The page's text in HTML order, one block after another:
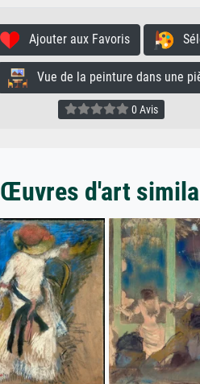
Ajouter aux Favoris
Vue de la peinture dans une
0 Avis
Œuvres d'art